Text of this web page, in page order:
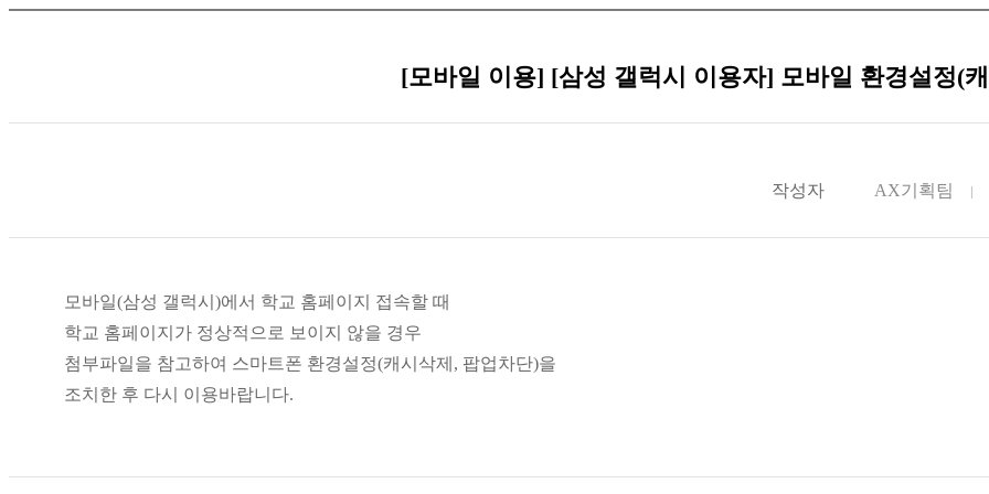
[모바일 이용] [삼성 갤럭시 이용자] 모바일 환경설정(
작성자 AX기획팀
모바일(삼성 갤럭시)에서 학교 홈페이지 접속할 때
학교 홈페이지가 정상적으로 보이지 않을 경우
첨부파일을 참고하여 스마트폰 환경설정(캐시삭제, 팝업차단)을
조치한 후 다시 이용바랍니다.